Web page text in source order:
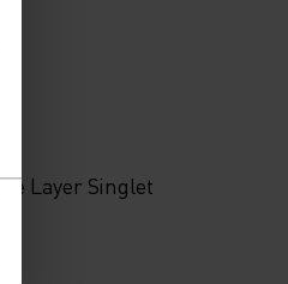
Layer Singlet